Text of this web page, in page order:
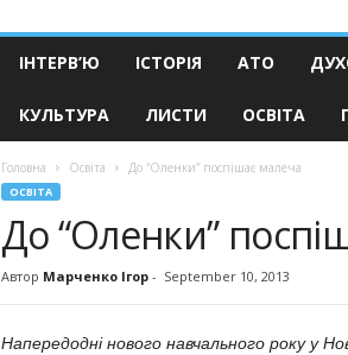
ІНТЕРВ’Ю ІСТОРІЯ АТО
КУЛЬТУРА ЛИСТИ ОСВІТА
Головна Освіта До “Оленки” поспішає малеча
ОСВІТА
До “Оленки”
Автор Марченко Ігор- September 10, 2013
Напередодні нового навчального року у